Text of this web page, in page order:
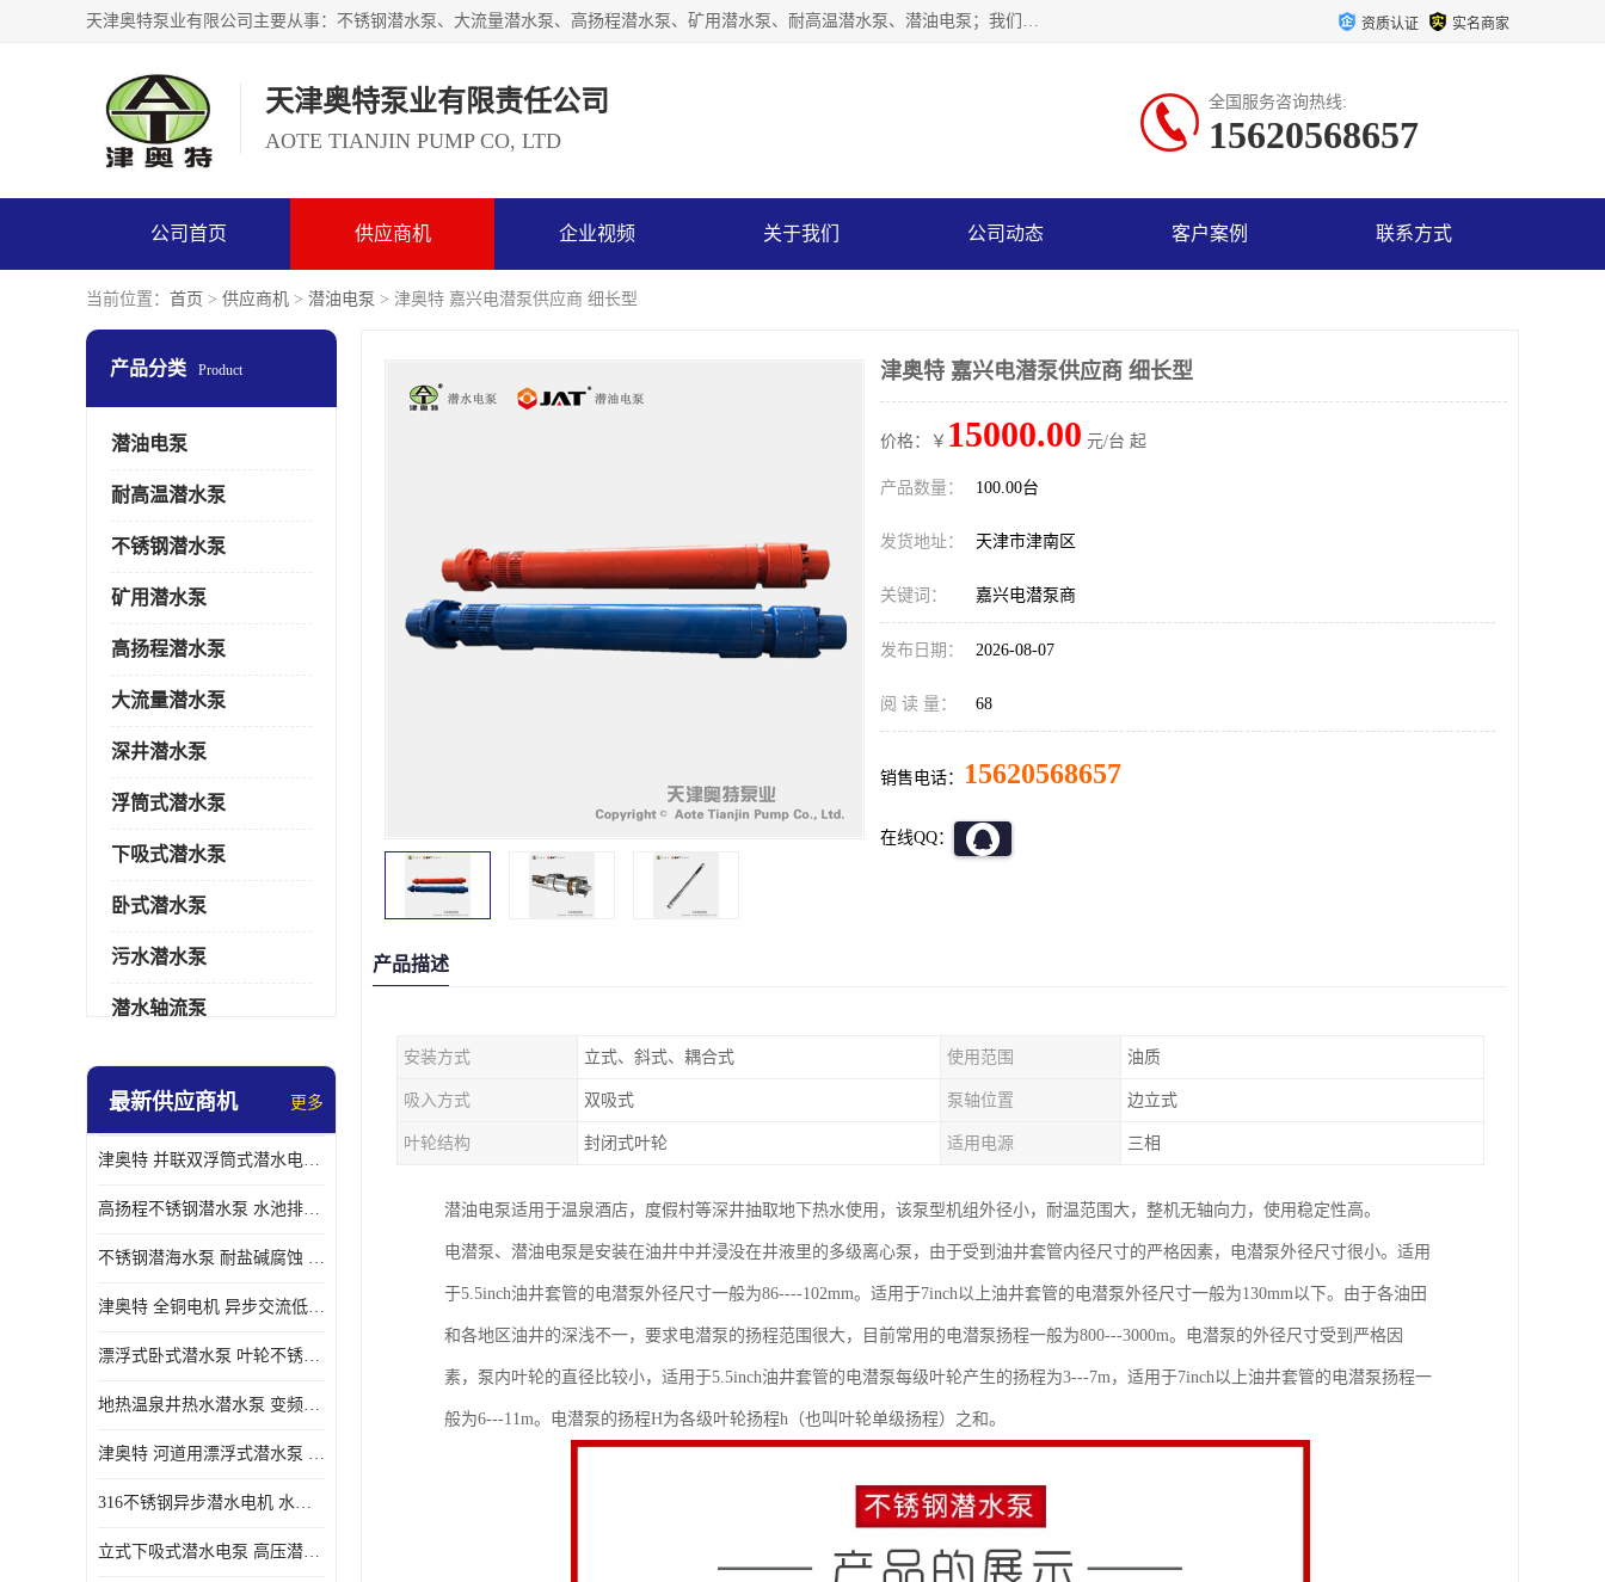
天津奥特泵业有限公司主要从事：不锈钢潜水泵、大流量潜水泵、高扬程潜水泵、矿用潜水泵、耐高温潜水泵、潜油电泵；我们以开发研制生产各种用途的水泵为主，历经十多年艰苦创业，已成为总资产达伍仟多万元，占地面积1万多平方米，年生产能力几百万（台）套，形成集设计研发、制造安装、技术服务于一体的现代规模型企业。 资质认证 实名商家
天津奥特泵业有限责任公司
AOTE TIANJIN PUMP CO, LTD
全国服务咨询热线:
15620568657
公司首页 供应商机 企业视频 关于我们 公司动态 客户案例 联系方式
当前位置： 首页 > 供应商机 > 潜油电泵 > 津奥特 嘉兴电潜泵供应商 细长型
产品分类 Product
潜油电泵
耐高温潜水泵
不锈钢潜水泵
矿用潜水泵
高扬程潜水泵
大流量潜水泵
深井潜水泵
浮筒式潜水泵
下吸式潜水泵
卧式潜水泵
污水潜水泵
潜水轴流泵
螺旋离心泵
控制柜
最新供应商机 更多
津奥特 并联双浮筒式潜水电泵 矿山抢险泵 大流量卧式安装 可提供定制
高扬程不锈钢潜水泵 水池排水 变频 井用潜水电泵供应 能耗低 工厂批发
不锈钢潜海水泵 耐盐碱腐蚀 大流量 立式卧式下吸式安装 厂家定制
津奥特 全铜电机 异步交流低压潜水电机 运行稳定售后质保 致电咨询
漂浮式卧式潜水泵 叶轮不锈钢材质 大流量 变频抽水泵 厂家质保售后
地热温泉井热水潜水泵 变频不锈钢 130直径油泵 高温深井泵 津奥特
津奥特 河道用漂浮式潜水泵 不锈钢泵轴 大口径大流量 产品可定制
316不锈钢异步潜水电机 水冷式 可连续运行 定制功率电压 奥特泵业
立式下吸式潜水电泵 高压潜水排沙泵 大功率 深水施工作业 型号可定制
津奥特 嘉兴电潜泵供应商 细长型
价格：￥ 15000.00 元/台 起
产品数量： 100.00台
发货地址： 天津市津南区
关键词： 嘉兴电潜泵商
发布日期： 2026-08-07
阅 读 量： 68
销售电话： 15620568657
在线QQ：
产品描述
安装方式 立式、斜式、耦合式 使用范围 油质
吸入方式 双吸式 泵轴位置 边立式
叶轮结构 封闭式叶轮 适用电源 三相
潜油电泵适用于温泉酒店，度假村等深井抽取地下热水使用，该泵型机组外径小，耐温范围大，整机无轴向力，使用稳定性高。
电潜泵、潜油电泵是安装在油井中并浸没在井液里的多级离心泵，由于受到油井套管内径尺寸的严格因素，电潜泵外径尺寸很小。适用
于5.5inch油井套管的电潜泵外径尺寸一般为86----102mm。适用于7inch以上油井套管的电潜泵外径尺寸一般为130mm以下。由于各油田
和各地区油井的深浅不一，要求电潜泵的扬程范围很大，目前常用的电潜泵扬程一般为800---3000m。电潜泵的外径尺寸受到严格因
素，泵内叶轮的直径比较小，适用于5.5inch油井套管的电潜泵每级叶轮产生的扬程为3---7m，适用于7inch以上油井套管的电潜泵扬程一
般为6---11m。电潜泵的扬程H为各级叶轮扬程h（也叫叶轮单级扬程）之和。